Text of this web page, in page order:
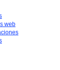
web